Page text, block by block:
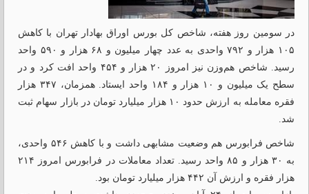
در سومین روز هفته، شاخص کل بورس اوراق بهادار تهران با کاهش
۱۰۵ هزار و ۷۹۲ واحدی به عدد چهار میلیون و ۶۸ هزار و ۵۹۰ واحد
رسید. شاخص هم‌وزن نیز امروز ۲۰ هزار و ۴۵۴ واحد افت کرد و در
سطح یک میلیون و ۱۰ هزار و ۱۸۴ واحد ایستاد. همزمان، ۳۴۷ هزار
فقره معامله به ارزش حدود ۱۰ هزار میلیارد تومان در بازار سهام ثبت
شد.
شاخص فرابورس هم وضعیت مشابهی داشت و با کاهش ۵۴۶ واحدی،
به ۳۰ هزار و ۸۵ واحد رسید. تعداد معاملات در فرابورس امروز ۲۱۴
هزار فقره و ارزش آن ۴۴۲ هزار میلیارد تومان بود.